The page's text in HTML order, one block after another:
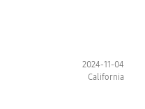
2024-11-04
California